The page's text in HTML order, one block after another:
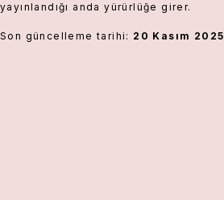
yayınlandığı anda yürürlüğe girer.
Son güncelleme tarihi: 20 Kasım 2025